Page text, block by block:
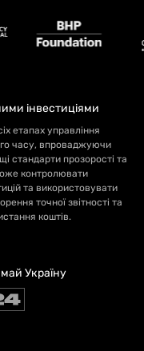
інвестиціями
етапах управління
часу, впроваджуючи
стандарти прозорості та
контролювати
та використовувати
точної звітності та
коштів.
Україну